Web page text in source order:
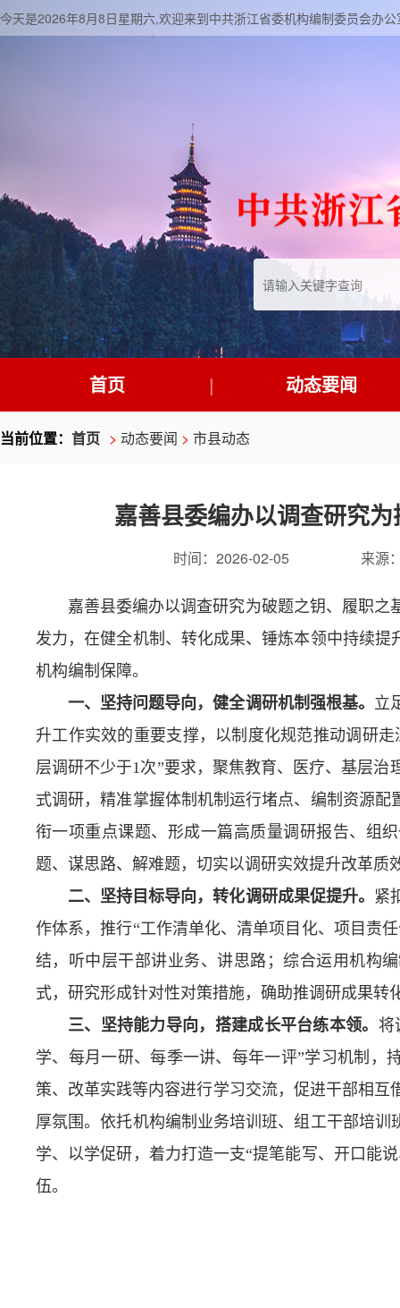
今天是2026年8月8日星期六,欢迎来到中共浙江省委机构编制委员会办
首页 动态要闻
当前位置： 首页 > 动态要闻 > 市县动态
嘉善县委编办以调查研究
时间： 2026-02-05 来源
嘉善县委编办以调查研究为破题之钥、履职
发力，在健全机制、转化成果、锤炼本领中持续
机构编制保障。
一、坚持问题导向，健全调研机制强根基。 立
升工作实效的重要支撑，以制度化规范推动调研
层调研不少于1次”要求，聚焦教育、医疗、基层
式调研，精准掌握体制机制运行堵点、编制资源
衔一项重点课题、形成一篇高质量调研报告、组
题、谋思路、解难题，切实以调研实效提升改革质
二、坚持目标导向，转化调研成果促提升。
紧
作体系，推行“工作清单化、清单项目化、项目责
结，听中层干部讲业务、讲思路； 综合运用机构
式， 研究形成针对性对策措施，确助推调研成果转
三、坚持能力导向，搭建成长平台练本领。 将
学、每月一研、每季一讲、每年一评”学习机制，
策、改革实践等内容进行学习交流，促进干部相
厚氛围。依托机构编制业务培训班、组工干部培
学、以学促研，着力打造一支“提笔能写、开口能
伍。